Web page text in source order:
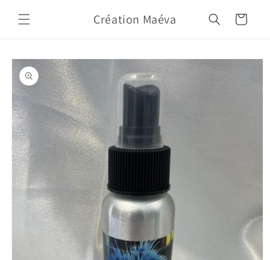
content
Création Maéva Cart
Skip to
product
information